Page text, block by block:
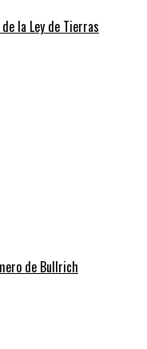
la Ley de Tierras
de Bullrich